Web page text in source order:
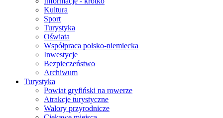
Kultura
Sport
Turystyka
Oświata
Współpraca polsko-niemiecka
Inwestycje
Bezpieczeństwo
Archiwum
Turystyka
Powiat gryfiński na rowerze
Atrakcje turystyczne
Walory przyrodnicze